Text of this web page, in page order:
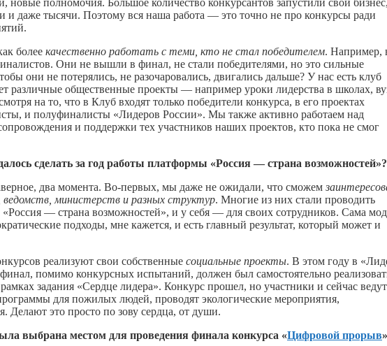
и даже тысячи. Поэтому вся наша работа — это точно не про конкурсы ради
более качественно работать с теми, кто не стал победителем. Например,
Они не вышли в финал, не стали победителями, но это сильные
они не потерялись, не разочаровались, двигались дальше? У нас есть клуб
различные общественные проекты — например уроки лидерства в школах,
на то, что в Клуб входят только победители конкурса, в его проектах
и полуфиналисты «Лидеров России». Мы также активно работаем над
и поддержки тех участников наших проектов, кто пока не смог
сделать за год работы платформы «Россия — страна возможностей»?
два момента. Во-первых, мы даже не ожидали, что сможем
ведомств, министерств и разных структур. Многие из них стали проводить
— страна возможностей», и у себя — для своих сотрудников. Сама
подходы, мне кажется, и есть главный результат, который может и
реализуют свои собственные социальные проекты. В этом году в
помимо конкурсных испытаний, должен был самостоятельно
задания «Сердце лидера». Конкурс прошел, но участники и сейчас
для пожилых людей, проводят экологические мероприятия,
это просто по зову сердца, от души.
выбрана местом для проведения финала конкурса «Цифровой прорыв